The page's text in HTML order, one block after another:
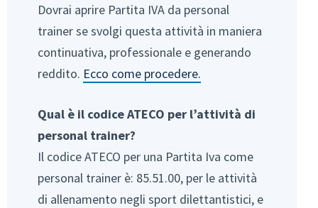
Dovrai aprire Partita IVA da personal
trainer se svolgi questa attività in maniera
continuativa, professionale e generando
reddito. Ecco come procedere.
Qual è il codice ATECO per l’attività di
personal trainer?
Il codice ATECO per una Partita Iva come
personal trainer è: 85.51.00, per le attività
di allenamento negli sport dilettantistici, e